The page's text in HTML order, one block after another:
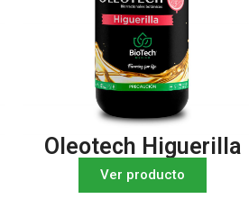
Oleotech Higuerilla
Ver producto